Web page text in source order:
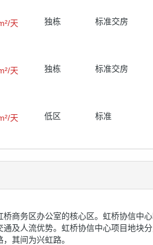
天 独栋 标准交房
天 独栋 标准交房
天 低区 标准
桥商务区办公室的核心区。虹桥协信中
及人流优势。虹桥协信中心项目地块
其间为兴虹路。